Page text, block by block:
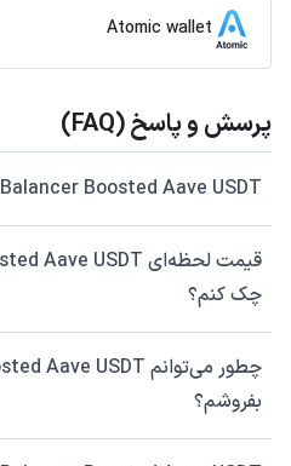
Atomic wallet
پرسش و پاسخ (FAQ)
Balancer Boosted Aave USDT چیست؟
چک کنم؟
بفروشم؟